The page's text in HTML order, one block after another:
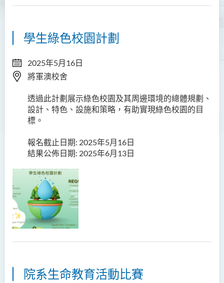
學生綠色校園計劃
2025年5月16日
將軍澳校舍
透過此計劃展示綠色校園及其周邊環境的總體規劃、
設計、特色、設施和策略，有助實現綠色校園的目
標。
報名截止日期: 2025年5月16日
結果公佈日期: 2025年6月13日
院系生命教育活動比賽